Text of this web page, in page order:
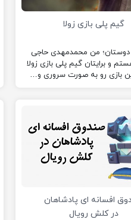
گیم پلی بازی زولا
دوستان؛ من محمدمهدی حاجی
و برایتان گیم پلی بازی زولا
بازی رو به صورت سروری و…
افسانه ای پادشاهان
در کلش رویال